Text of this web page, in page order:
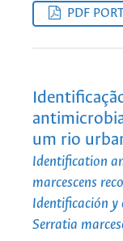
PDF
um rio
Identification
marcescens
Identificación
Serratia